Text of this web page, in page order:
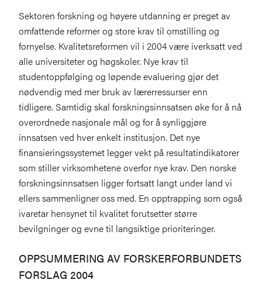
Sektoren forskning og høyere utdanning er preget av
omfattende reformer og store krav til omstilling og
fornyelse. Kvalitetsreformen vil i 2004 være iverksatt ved
alle universiteter og høgskoler. Nye krav til
studentoppfølging og løpende evaluering gjør det
nødvendig med mer bruk av lærerressurser enn
tidligere. Samtidig skal forskningsinnsatsen øke for å nå
overordnede nasjonale mål og for å synliggjøre
innsatsen ved hver enkelt institusjon. Det nye
finansieringssystemet legger vekt på resultatindikatorer
som stiller virksomhetene overfor nye krav. Den norske
forskningsinnsatsen ligger fortsatt langt under land vi
ellers sammenligner oss med. En opptrapping som også
ivaretar hensynet til kvalitet forutsetter større
bevilgninger og evne til langsiktige prioriteringer.
OPPSUMMERING AV FORSKERFORBUNDETS
FORSLAG 2004